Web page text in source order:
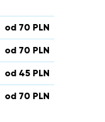
od 70 PLN
od 70 PLN
od 45 PLN
od 70 PLN